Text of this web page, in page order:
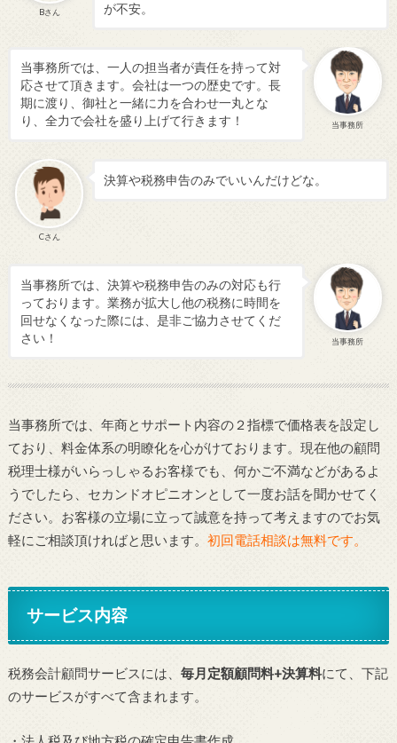
Bさん
が不安。
当事務所
当事務所では、一人の担当者が責任を持って対
応させて頂きます。会社は一つの歴史です。長
期に渡り、御社と一緒に力を合わせ一丸とな
り、全力で会社を盛り上げて行きます！
Cさん
決算や税務申告のみでいいんだけどな。
当事務所
当事務所では、決算や税務申告のみの対応も行
っております。業務が拡大し他の税務に時間を
回せなくなった際には、是非ご協力させてくだ
さい！
当事務所では、年商とサポート内容の２指標で価格表を設定し
ており、料金体系の明瞭化を心がけております。現在他の顧問
税理士様がいらっしゃるお客様でも、何かご不満などがあるよ
うでしたら、セカンドオピニオンとして一度お話を聞かせてく
ださい。お客様の立場に立って誠意を持って考えますのでお気
軽にご相談頂ければと思います。 初回電話相談は無料です。
サービス内容
税務会計顧問サービスには、 毎月定額顧問料+決算料にて、下記
のサービスがすべて含まれます。